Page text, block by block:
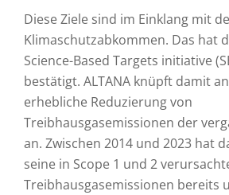
Diese Ziele sind im Einklang mit
Klimaschutzabkommen. Das hat
Science-Based Targets initiative
bestätigt. ALTANA knüpft damit
erhebliche Reduzierung von
Treibhausgasemissionen der
an. Zwischen 2014 und 2023 hat
seine in Scope 1 und 2
Treibhausgasemissionen bereits